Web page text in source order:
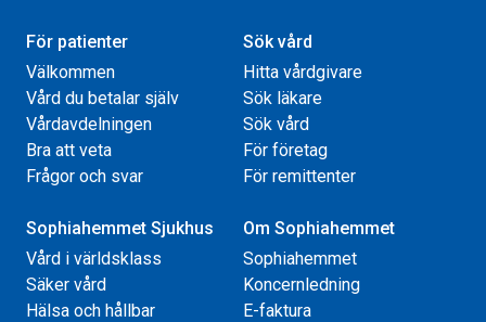
För patienter
Välkommen
Vård du betalar själv
Vårdavdelningen
Bra att veta
Frågor och svar
Sök vård
Hitta vårdgivare
Sök läkare
Sök vård
För företag
För remittenter
Sophiahemmet Sjukhus
Vård i världsklass
Säker vård
Hälsa och hållbar
Om Sophiahemmet
Sophiahemmet
Koncernledning
E-faktura